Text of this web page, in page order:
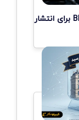
حمله سایبری با BNB Smart Chain برای انتشار